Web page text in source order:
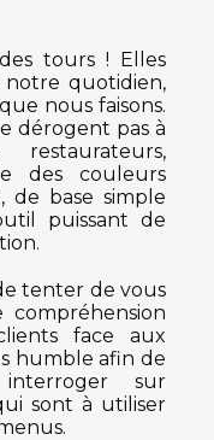
tours ! Elles
quotidien,
nous faisons.
dérogent pas à
des couleurs
base simple
puissant de
tenter de vous
face aux
humble afin de
sur
sont à utiliser